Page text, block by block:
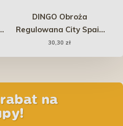
DINGO Obroża
Regulowana City Spain
2,0 x 45cm
30,30 zł
na